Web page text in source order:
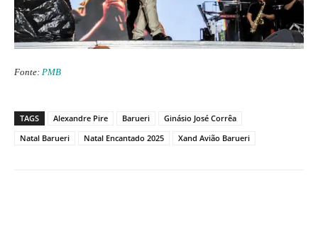
Fonte: PMB
TAGS Alexandre Pire Barueri
Ginásio José Corrêa
Natal Barueri
Natal Encantado 2025 Xand Avião Barueri